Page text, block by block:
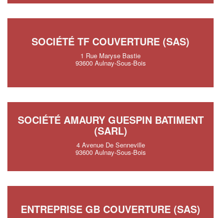
SOCIÉTÉ TF COUVERTURE (SAS)
1 Rue Maryse Bastie
93600 Aulnay-Sous-Bois
SOCIÉTÉ AMAURY GUESPIN BATIMENT
(SARL)
4 Avenue De Senneville
93600 Aulnay-Sous-Bois
ENTREPRISE GB COUVERTURE (SAS)